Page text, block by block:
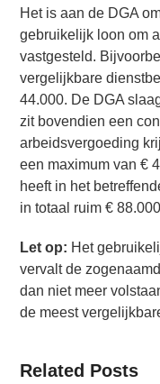
Het is aan de DGA
gebruikelijk loon om
vastgesteld.
vergelijkbare
44.000. De DGA
zit bovendien een
arbeidsvergoeding
een maximum van €
heeft in het
in totaal ruim €
Let op: Het
vervalt de
dan niet meer
de meest
Related Posts